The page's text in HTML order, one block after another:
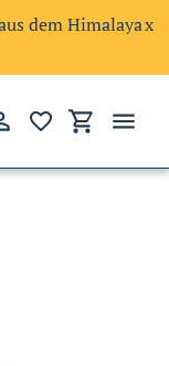
dem Himalayax